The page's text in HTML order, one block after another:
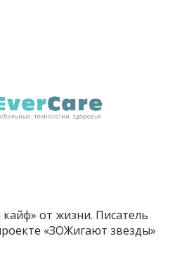
от жизни. Писатель
«ЗОЖигают звезды»